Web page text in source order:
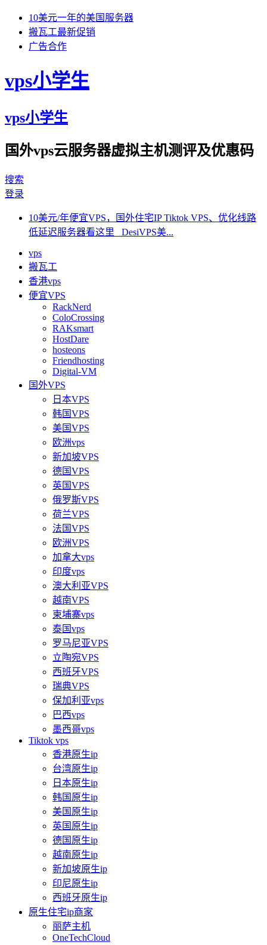
10美元一年的美国服务器
搬瓦工最新促销
广告合作
vps小学生
vps小学生
国外vps云服务器虚拟主机测评及优惠码
搜索
登录
10美元/年便宜VPS，国外住宅IP Tiktok VPS、优化线路
低延迟服务器看这里 DesiVPS美...
vps
搬瓦工
香港vps
便宜VPS
RackNerd
ColoCrossing
RAKsmart
HostDare
hosteons
Friendhosting
Digital-VM
国外VPS
日本VPS
韩国VPS
美国VPS
欧洲vps
新加坡VPS
德国VPS
英国VPS
俄罗斯VPS
荷兰VPS
法国VPS
欧洲VPS
加拿大vps
印度vps
澳大利亚VPS
越南VPS
柬埔寨vps
泰国vps
罗马尼亚VPS
立陶宛VPS
西班牙VPS
瑞典VPS
保加利亚vps
巴西vps
墨西哥vps
Tiktok vps
香港原生ip
台湾原生ip
日本原生ip
韩国原生ip
美国原生ip
英国原生ip
德国原生ip
越南原生ip
新加坡原生ip
印尼原生ip
西班牙原生ip
原生住宅ip商家
丽萨主机
OneTechCloud